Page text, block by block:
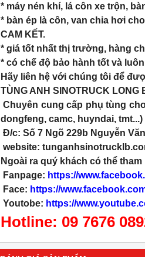
* máy nén khí, lá côn xe trộn,
* bàn ép là côn, van chia hơi
CAM KẾT.
* giá tốt nhất thị trường, hàng
* có chế độ bảo hành tốt và
Hãy liên hệ với chúng tôi để
TÙNG ANH SINOTRUCK LONG
Chuyên cung cấp phụ tùng
dongfeng, camc, huyndai, tmt...)
Đ/c: Số 7 Ngõ 229b Nguyễn
website:
Ngoài ra quý khách có thể
Fanpage: https://
Face: https://
Youtobe: https://
Hotline: 09 7676